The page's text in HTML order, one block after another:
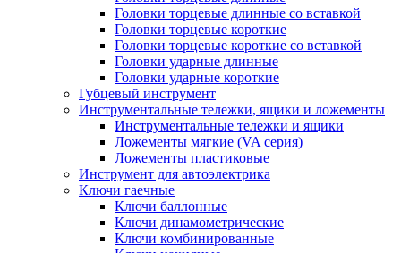
Головки торцевые длинные со вставкой
Головки торцевые короткие
Головки торцевые короткие со вставкой
Головки ударные длинные
Головки ударные короткие
Губцевый инструмент
Инструментальные тележки, ящики и ложементы
Инструментальные тележки и ящики
Ложементы мягкие (VA серия)
Ложементы пластиковые
Инструмент для автоэлектрика
Ключи гаечные
Ключи баллонные
Ключи динамометрические
Ключи комбинированные